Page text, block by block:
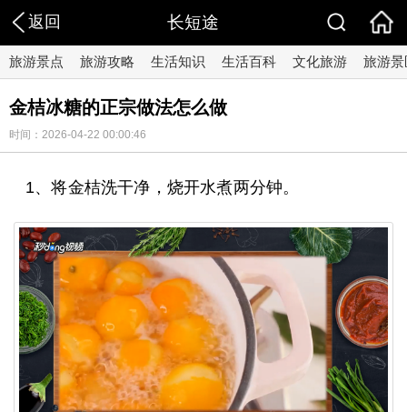
返回 长短途
旅游景点 旅游攻略 生活知识 生活百科 文化旅游 旅游景
金桔冰糖的正宗做法怎么做
时间：2026-04-22 00:00:46
1、将金桔洗干净，烧开水煮两分钟。